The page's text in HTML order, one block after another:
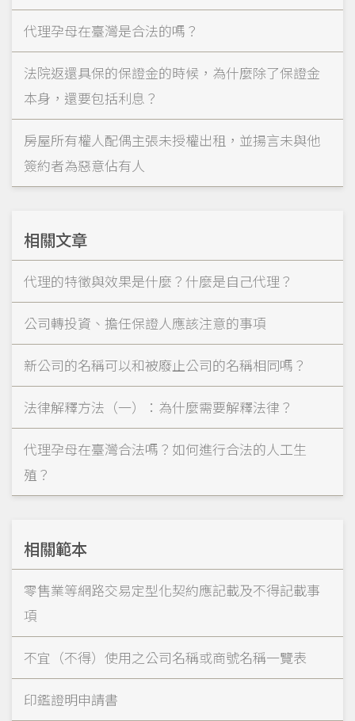
代理孕母在臺灣是合法的嗎？
法院返還具保的保證金的時候，為什麼除了保證金
本身，還要包括利息？
房屋所有權人配偶主張未授權出租，並揚言未與他
簽約者為惡意佔有人
相關文章
代理的特徵與效果是什麼？什麼是自己代理？
公司轉投資、擔任保證人應該注意的事項
新公司的名稱可以和被廢止公司的名稱相同嗎？
法律解釋方法（一）：為什麼需要解釋法律？
代理孕母在臺灣合法嗎？如何進行合法的人工生
殖？
相關範本
零售業等網路交易定型化契約應記載及不得記載事
項
不宜（不得）使用之公司名稱或商號名稱一覽表
印鑑證明申請書